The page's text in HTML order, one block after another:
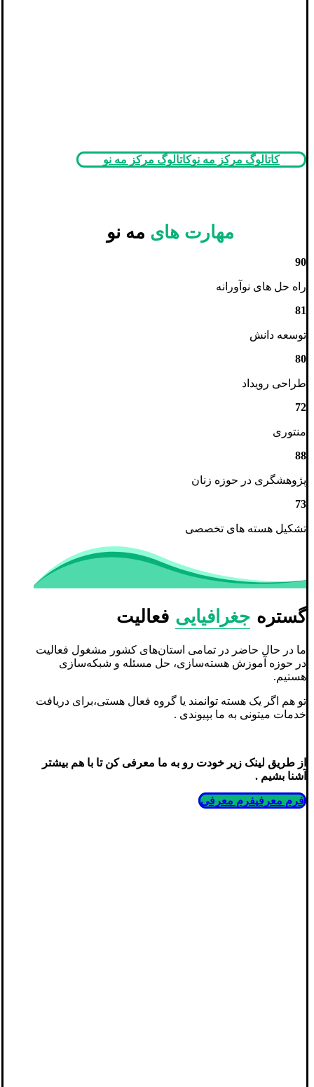
کاتالوگ مرکز مه نوکاتالوگ مرکز مه نو
مهارت های مه نو
90
راه حل های نوآورانه
81
توسعه دانش
80
طراحی رویداد
72
منتوری
88
پژوهشگری در حوزه زنان
73
تشکیل هسته های تخصصی
گستره جغرافیایی فعالیت
ما در حال حاضر در تمامی استان‌های کشور مشغول فعالیت
در حوزه آموزش هسته‌سازی، حل مسئله و شبکه‌سازی
هستیم.
تو هم اگر یک هسته توانمند یا گروه فعال هستی،برای دریافت
خدمات میتونی به ما بپیوندی .
از طریق لینک زیر خودت رو به ما معرفی کن تا با هم بیشتر
آشنا بشیم .
فرم معرفیفرم معرفی